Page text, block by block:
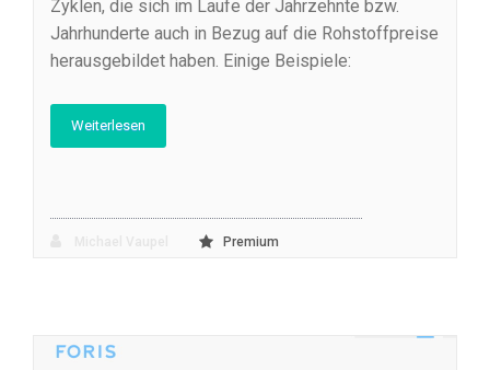
Zyklen, die sich im Laufe der Jahrzehnte bzw.
Jahrhunderte auch in Bezug auf die Rohstoffpreise
herausgebildet haben. Einige Beispiele:
Weiterlesen
Premium